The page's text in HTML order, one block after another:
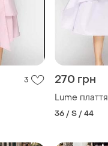
3 270 грн
Lume плаття
36 / S / 44